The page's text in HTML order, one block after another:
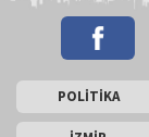
POLİTİKA